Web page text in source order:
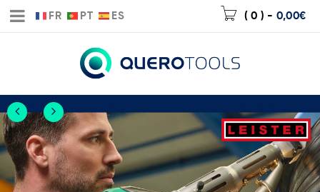
FR PT ES ( 0 ) - 0,00€